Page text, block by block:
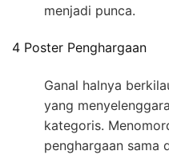
menjadi punca.
4 Poster Penghargaan
Ganal halnya
yang
kategoris.
penghargaan sama